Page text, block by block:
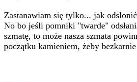
Zastanawiam się tylko... jak
No bo jeśli pomniki "twarde"
szmatę, to może nasza szmata
początku kamieniem, żeby